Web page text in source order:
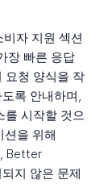
자 지원 섹션
장 빠른 응답
요청 양식을 작
록 안내하며,
를 시작할 것으
션을 위해
Better
지 않은 문제